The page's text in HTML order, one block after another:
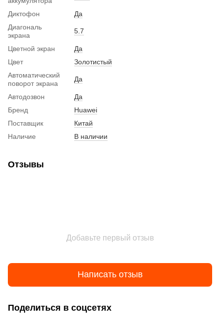
Диктофон
Да
Диагональ
экрана
5.7
Цветной экран
Да
Цвет
Золотистый
Автоматический
поворот экрана
Да
Автодозвон
Да
Бренд
Huawei
Поставщик
Китай
Наличие
В наличии
Отзывы
Добавьте первый отзыв
Написать отзыв
Поделиться в соцсетях